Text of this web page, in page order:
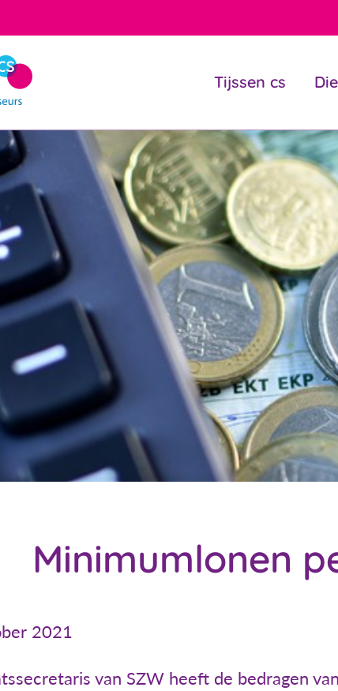
Tijssen cs
Minimumlonen
2021
van SZW heeft de bedragen